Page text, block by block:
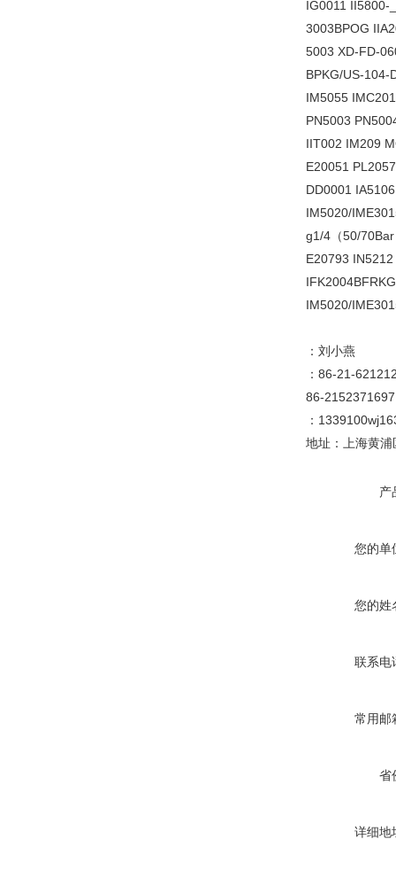
IG0011 II5800-
3003BPOG
5003 XD-FD-
BPKG/US-104-
IM5055
PN5003
IIT002 IM209
E20051
DD0001
IM5020/
g1/4（50/
E20793
IM5020/
：刘小燕
：86-21-
86-2152371697
：
地址：上海黄
产
您的单
您的姓
联系电
常用邮
省
详细地